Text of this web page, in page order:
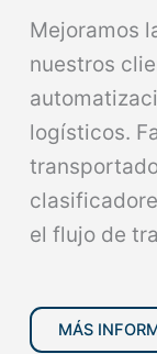
Mejoramos
nuestros
logísticos.
el flujo de
MÁS